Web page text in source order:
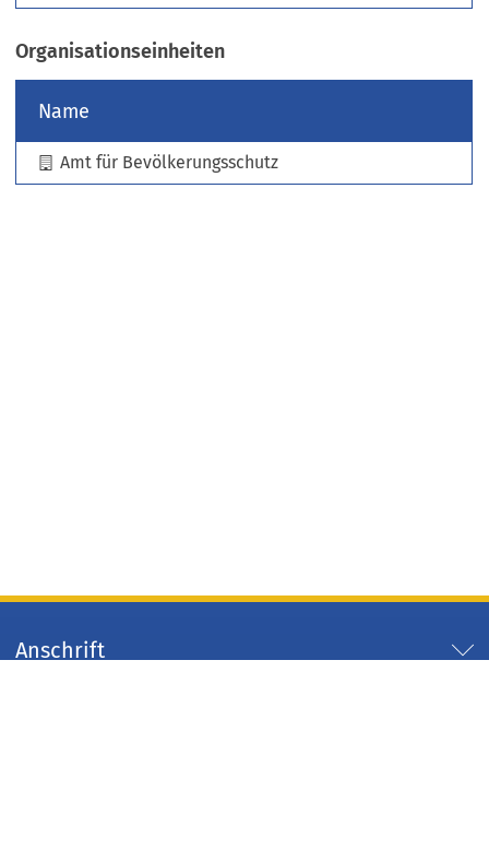
a
)
Organisationseinheiten
Name
Amt für Bevölkerungsschutz
Anschrift